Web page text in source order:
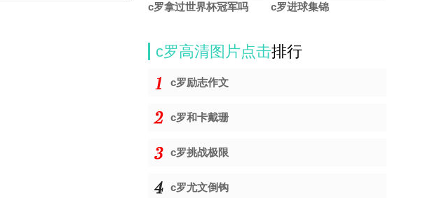
c罗拿过世界杯冠军吗 c罗进球集锦
c罗高清图片点击排行
c罗励志作文
c罗和卡戴珊
c罗挑战极限
c罗尤文倒钩